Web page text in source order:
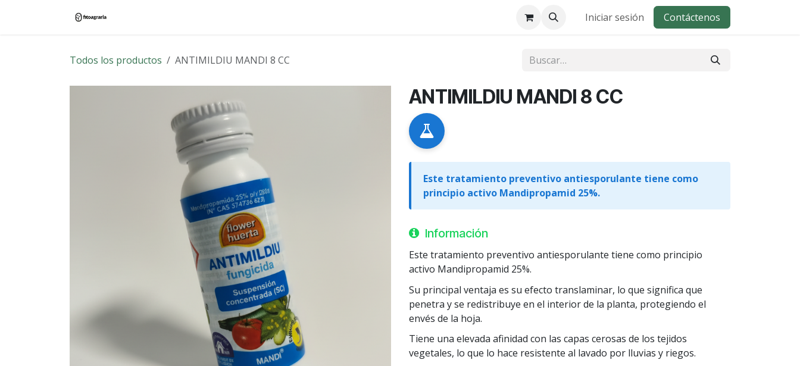
Iniciar sesión Contáctenos
Todos los productos ANTIMILDIU MANDI 8 CC
ANTIMILDIU MANDI 8 CC
Este tratamiento preventivo antiesporulante tiene como
principio activo Mandipropamid 25%.
Información
Este tratamiento preventivo antiesporulante tiene como principio
activo Mandipropamid 25%.
Su principal ventaja es su efecto translaminar, lo que significa que
penetra y se redistribuye en el interior de la planta, protegiendo el
envés de la hoja.
Tiene una elevada afinidad con las capas cerosas de los tejidos
vegetales, lo que lo hace resistente al lavado por lluvias y riegos.